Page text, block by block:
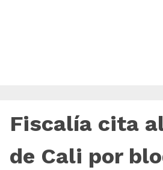
Fiscalía cita
de Cali por